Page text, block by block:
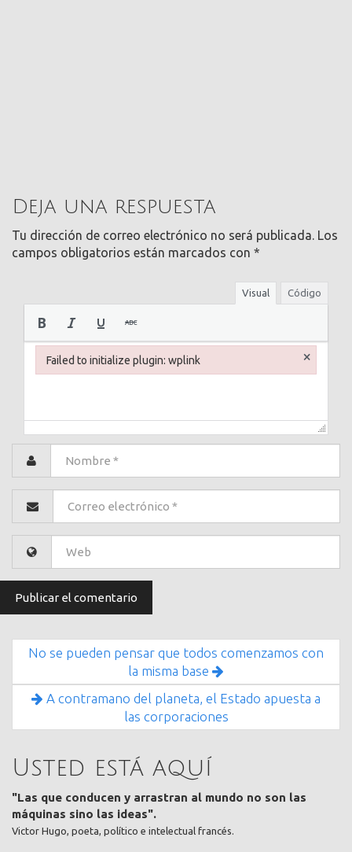
Deja una respuesta
Tu dirección de correo electrónico no será publicada. Los
campos obligatorios están marcados con *
Visual Código
No se pueden pensar que todos comenzamos con
la misma base
A contramano del planeta, el Estado apuesta a
las corporaciones
Usted está aquí
"Las que conducen y arrastran al mundo no son las
máquinas sino las ideas".
Victor Hugo, poeta, político e intelectual francés.
Failed to initialize plugin: wplink ×
Failed to initialize plugin: wplink